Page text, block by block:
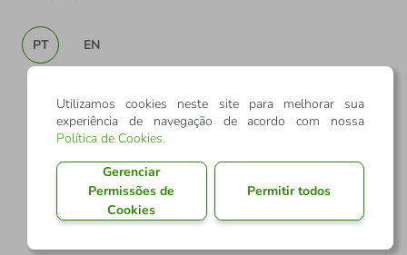
PT EN
Utilizamos cookies neste site para melhorar sua
experiência de navegação de acordo com nossa
Política de Cookies.
Gerenciar
Permissões de
Cookies
Permitir todos